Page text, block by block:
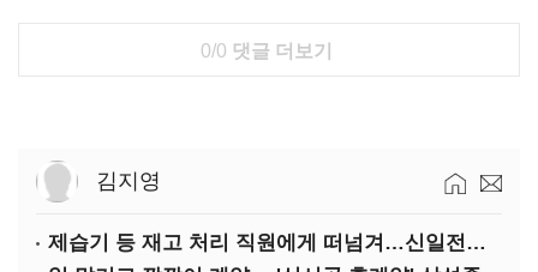
0/0 댓글 더보기
김지영
제습기 등 재고 처리 직원에게 떠넘겨…신일전자 '과징금 처벌'